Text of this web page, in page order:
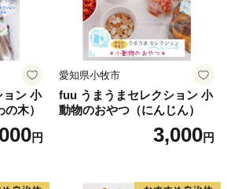
ン 小
木）
円
愛知県小牧市
fuu うまうまセレクション 小
動物のおやつ（にんじん）
3,000円